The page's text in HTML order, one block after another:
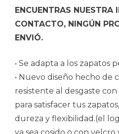
ENCUENTRAS NUESTRA
CONTACTO, NINGÚN
ENVIÓ.
• Se adapta a los zapatos
• Nuevo diseño hecho de
resistente al desgaste
para satisfacer tus
dureza y flexibilidad.(el